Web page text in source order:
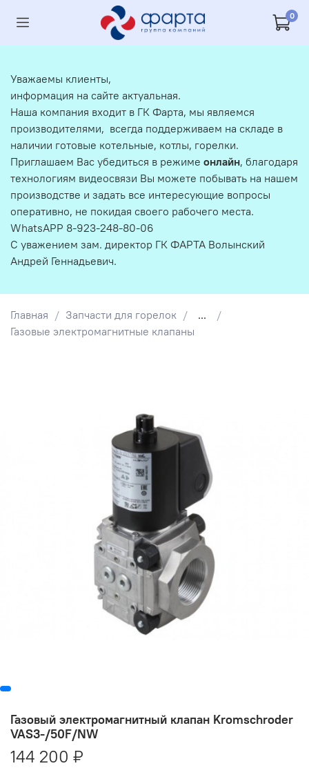
0
Главная Запчасти для горелок
...
Газовые электромагнитные клапаны
Газовый электромагнитный клапан Kromschroder
VAS3-/50F/NW
144 200 ₽
Уважаемы клиенты,
информация на сайте актуальная.
Наша компания входит в ГК Фарта, мы являемся
производителями, всегда поддерживаем на складе в
наличии готовые котельные, котлы, горелки.
Приглашаем Вас убедиться в режиме онлайн, благодаря
технологиям видеосвязи Вы можете побывать на нашем
производстве и задать все интересующие вопросы
оперативно, не покидая своего рабочего места.
WhatsAPP 8-923-248-80-06
С уважением зам. директор ГК ФАРТА Волынский
Андрей Геннадьевич.